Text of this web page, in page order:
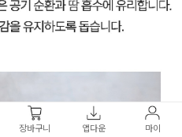
장바구니 앱다운 마이